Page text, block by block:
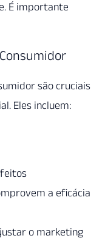
É importante
são cruciais
Eles incluem:
a eficácia
o marketing